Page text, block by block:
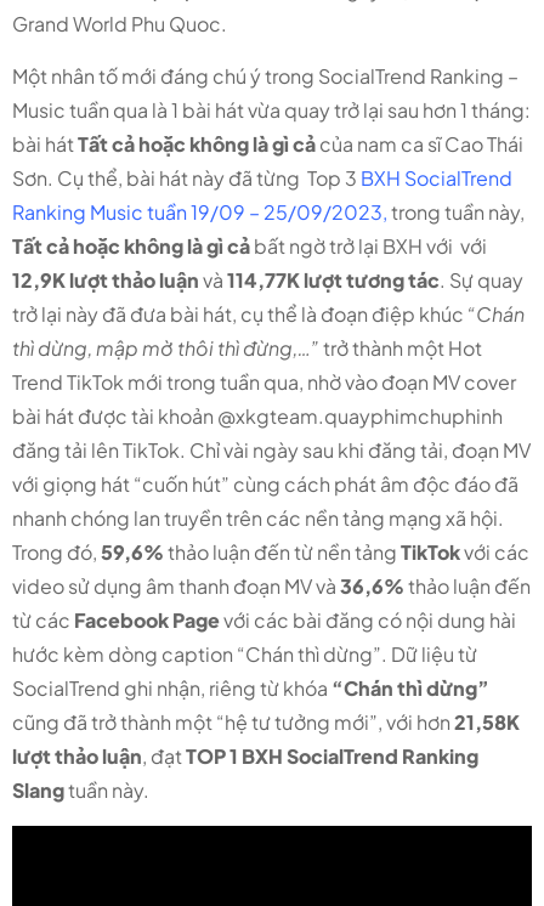
Grand World Phu Quoc.
Một nhân tố mới đáng chú ý trong SocialTrend Ranking –
Music tuần qua là 1 bài hát vừa quay trở lại sau hơn 1 tháng:
bài hátTất cả hoặc không là gì cảcủa nam ca sĩ Cao Thái
Sơn. Cụ thể, bài hát này đã từng Top 3 BXH SocialTrend
Ranking Music tuần 19/09 – 25/09/2023,trong tuần này,
Tất cả hoặc không là gì cảbất ngờ trở lại BXH với với
12,9K lượt thảo luậnvà114,77K lượt tương tác. Sự quay
trở lại này đã đưa bài hát, cụ thể là đoạn điệp khúc “Chán
thì dừng, mập mờ thôi thì đừng,…”trở thành một Hot
Trend TikTok mới trong tuần qua, nhờ vào đoạn MV cover
bài hát được tài khoản @xkgteam.quayphimchuphinh
đăng tải lên TikTok. Chỉ vài ngày sau khi đăng tải, đoạn MV
với giọng hát “cuốn hút” cùng cách phát âm độc đáo đã
nhanh chóng lan truyền trên các nền tảng mạng xã hội.
Trong đó,59,6%thảo luận đến từ nền tảngTikTokvới các
video sử dụng âm thanh đoạn MV và36,6%thảo luận đến
từ các Facebook Pagevới các bài đăng có nội dung hài
hước kèm dòng caption “Chán thì dừng”. Dữ liệu từ
SocialTrend ghi nhận, riêng từ khóa “Chán thì dừng”
cũng đã trở thành một “hệ tư tưởng mới”, với hơn21,58K
lượt thảo luận, đạtTOP 1 BXH SocialTrend Ranking
Slangtuần này.